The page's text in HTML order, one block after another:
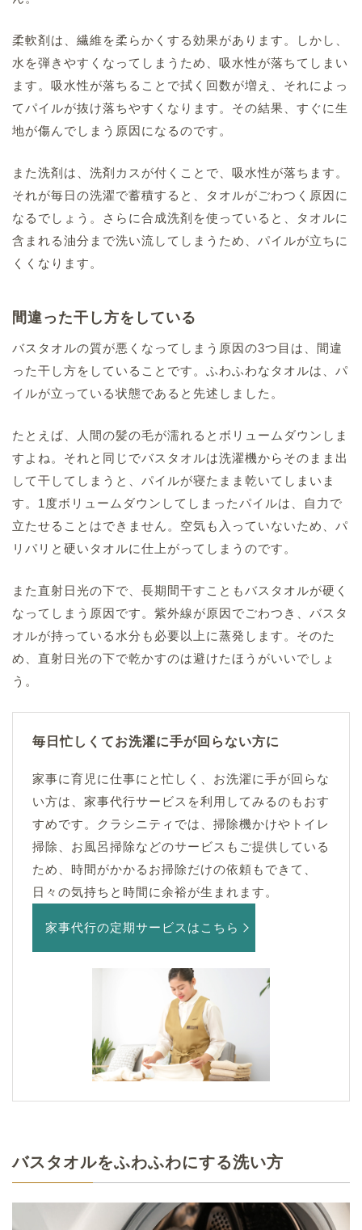
柔軟剤は、繊維を柔らかくする効果があります。しかし、
水を弾きやすくなってしまうため、吸水性が落ちてしまい
ます。吸水性が落ちることで拭く回数が増え、それによっ
てパイルが抜け落ちやすくなります。その結果、すぐに生
地が傷んでしまう原因になるのです。
また洗剤は、洗剤カスが付くことで、吸水性が落ちます。
それが毎日の洗濯で蓄積すると、タオルがごわつく原因に
なるでしょう。さらに合成洗剤を使っていると、タオルに
含まれる油分まで洗い流してしまうため、パイルが立ちに
くくなります。
間違った干し方をしている
バスタオルの質が悪くなってしまう原因の3つ目は、間違
った干し方をしていることです。ふわふわなタオルは、パ
イルが立っている状態であると先述しました。
たとえば、人間の髪の毛が濡れるとボリュームダウンしま
すよね。それと同じでバスタオルは洗濯機からそのまま出
して干してしまうと、パイルが寝たまま乾いてしまいま
す。1度ボリュームダウンしてしまったパイルは、自力で
立たせることはできません。空気も入っていないため、パ
リパリと硬いタオルに仕上がってしまうのです。
また直射日光の下で、長期間干すこともバスタオルが硬く
なってしまう原因です。紫外線が原因でごわつき、バスタ
オルが持っている水分も必要以上に蒸発します。そのた
め、直射日光の下で乾かすのは避けたほうがいいでしょ
う。
毎日忙しくてお洗濯に手が回らない方に
家事に育児に仕事にと忙しく、お洗濯に手が回らな
い方は、家事代行サービスを利用してみるのもおす
すめです。クラシニティでは、掃除機かけやトイレ
掃除、お風呂掃除などのサービスもご提供している
ため、時間がかかるお掃除だけの依頼もできて、
日々の気持ちと時間に余裕が生まれます。
家事代行の定期サービスはこちら
バスタオルをふわふわにする洗い方